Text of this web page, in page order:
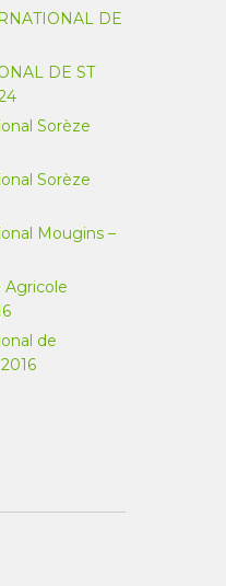
DE
DE ST
Sorèze
Sorèze
Mougins –
Agricole
de